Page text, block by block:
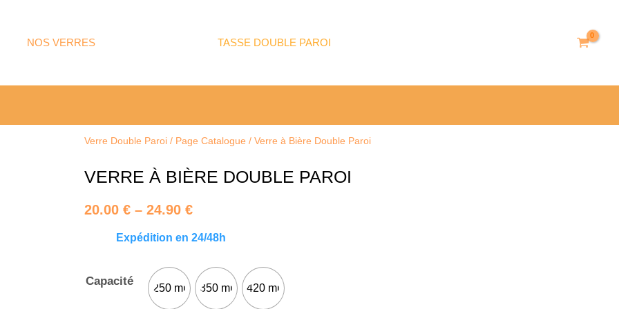
NOS VERRES TASSE DOUBLE PAROI
Verre Double Paroi / Page Catalogue / Verre à Bière Double Paroi
VERRE À BIÈRE DOUBLE PAROI
20.00 € – 24.90 €
range:
through
24.90 €
Expédition en 24/48h
Capacité
250 ml 350 ml 420 ml
Verre